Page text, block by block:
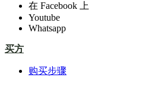
在 Facebook 上
Youtube
Whatsapp
买方
购买步骤